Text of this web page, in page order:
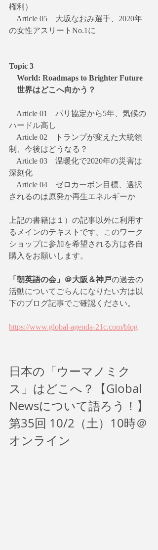
権利）
Article 05　大坂なおみ選手、2020年
の女性アスリートNo.1に
Topic 3
World: Roadmaps to Brighter Future
世界はどこへ向かう？
Article 01　パリ協定から5年、気候の
ハードル高し
Article 02　トランプが変えた大統領
制、今後はどうなる？
Article 03　温暖化で2020年の災害は
深刻化
Article 04　ゼロカーボン目標、選択
されるのは原発か再生エネルギーか
上記の書籍は１）の記事以外に利用す
るメインのテキストです。このワーク
ショップに参加を希望される方は各自
購入をお願いします。
「朝英語の会」＠大阪＆神戸の過去の
活動についてごらんになりたい方は以
下のブログ記事でご確認ください。
https://www.global-agenda-21c.com/blog
日本の「ウーマノミク
ス」はどこへ？【Global
Newsについて語ろう！】
第35回 10/2（土）10時＠
オンライン